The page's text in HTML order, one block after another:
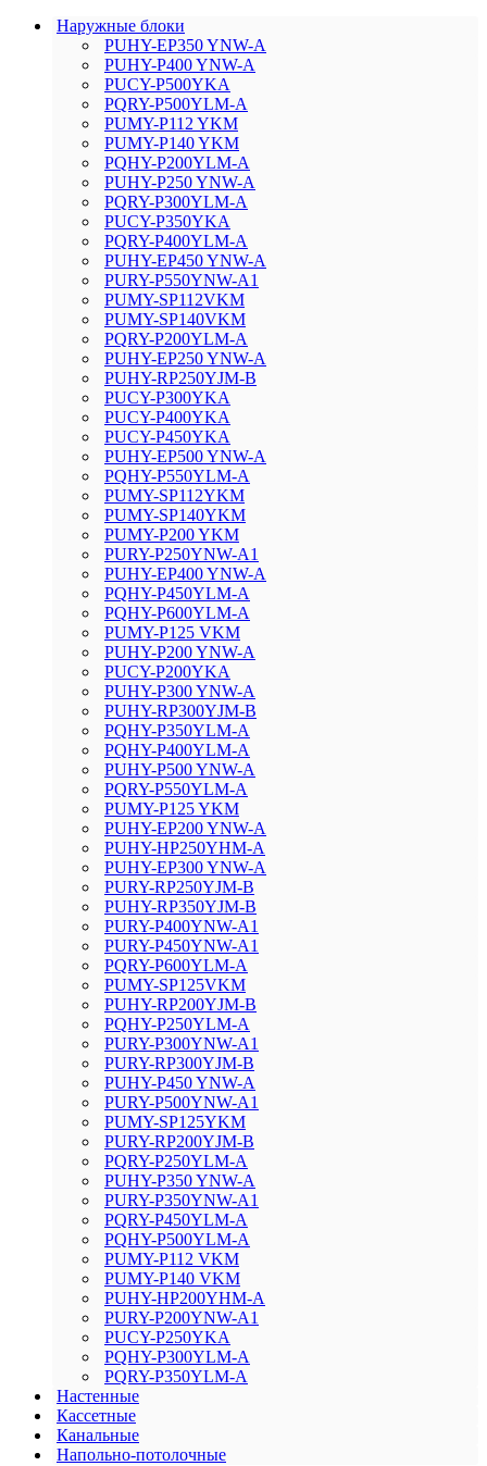
Наружные блоки
PUHY-EP350 YNW-A
PUHY-P400 YNW-A
PUCY-P500YKA
PQRY-P500YLM-A
PUMY-P112 YKM
PUMY-P140 YKM
PQHY-P200YLM-A
PUHY-P250 YNW-A
PQRY-P300YLM-A
PUCY-P350YKA
PQRY-P400YLM-A
PUHY-EP450 YNW-A
PURY-P550YNW-A1
PUMY-SP112VKM
PUMY-SP140VKM
PQRY-P200YLM-A
PUHY-EP250 YNW-A
PUHY-RP250YJM-B
PUCY-P300YKA
PUCY-P400YKA
PUCY-P450YKA
PUHY-EP500 YNW-A
PQHY-P550YLM-A
PUMY-SP112YKM
PUMY-SP140YKM
PUMY-P200 YKM
PURY-P250YNW-A1
PUHY-EP400 YNW-A
PQHY-P450YLM-A
PQHY-P600YLM-A
PUMY-P125 VKM
PUHY-P200 YNW-A
PUCY-P200YKA
PUHY-P300 YNW-A
PUHY-RP300YJM-B
PQHY-P350YLM-A
PQHY-P400YLM-A
PUHY-P500 YNW-A
PQRY-P550YLM-A
PUMY-P125 YKM
PUHY-EP200 YNW-A
PUHY-HP250YHM-A
PUHY-EP300 YNW-A
PURY-RP250YJM-B
PUHY-RP350YJM-B
PURY-P400YNW-A1
PURY-P450YNW-A1
PQRY-P600YLM-A
PUMY-SP125VKM
PUHY-RP200YJM-B
PQHY-P250YLM-A
PURY-P300YNW-A1
PURY-RP300YJM-B
PUHY-P450 YNW-A
PURY-P500YNW-A1
PUMY-SP125YKM
PURY-RP200YJM-B
PQRY-P250YLM-A
PUHY-P350 YNW-A
PURY-P350YNW-A1
PQRY-P450YLM-A
PQHY-P500YLM-A
PUMY-P112 VKM
PUMY-P140 VKM
PUHY-HP200YHM-A
PURY-P200YNW-A1
PUCY-P250YKA
PQHY-P300YLM-A
PQRY-P350YLM-A
Настенные
Кассетные
Канальные
Напольно-потолочные